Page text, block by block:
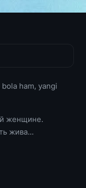
ham, yangi
женщине.
жива...